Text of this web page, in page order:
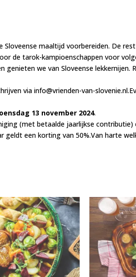
Sloveense maaltijd voorbereiden. De
de tarok-kampioenschappen voor
we van Sloveense lekkernijen.
via info@vrienden-van-
13 november 2024.
(met betaalde jaarlijkse
geldt een korting van 50%.Van harte